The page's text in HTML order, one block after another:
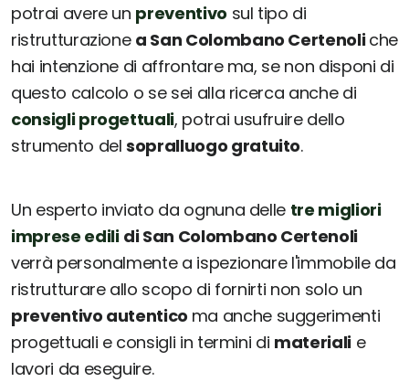
potrai avere un preventivo sul tipo di
ristrutturazione a San Colombano Certenoliche
hai intenzione di affrontare ma, se non disponi di
questo calcolo o se sei alla ricerca anche di
consigli progettuali, potrai usufruire dello
strumento delsopralluogo gratuito.
Un esperto inviato da ognuna delle tre migliori
imprese edili di San Colombano Certenoli
verrà personalmente a ispezionare l'immobile da
ristrutturare allo scopo di fornirti non solo un
preventivo autentico ma anche suggerimenti
progettuali e consigli in termini di materialie
lavori da eseguire.